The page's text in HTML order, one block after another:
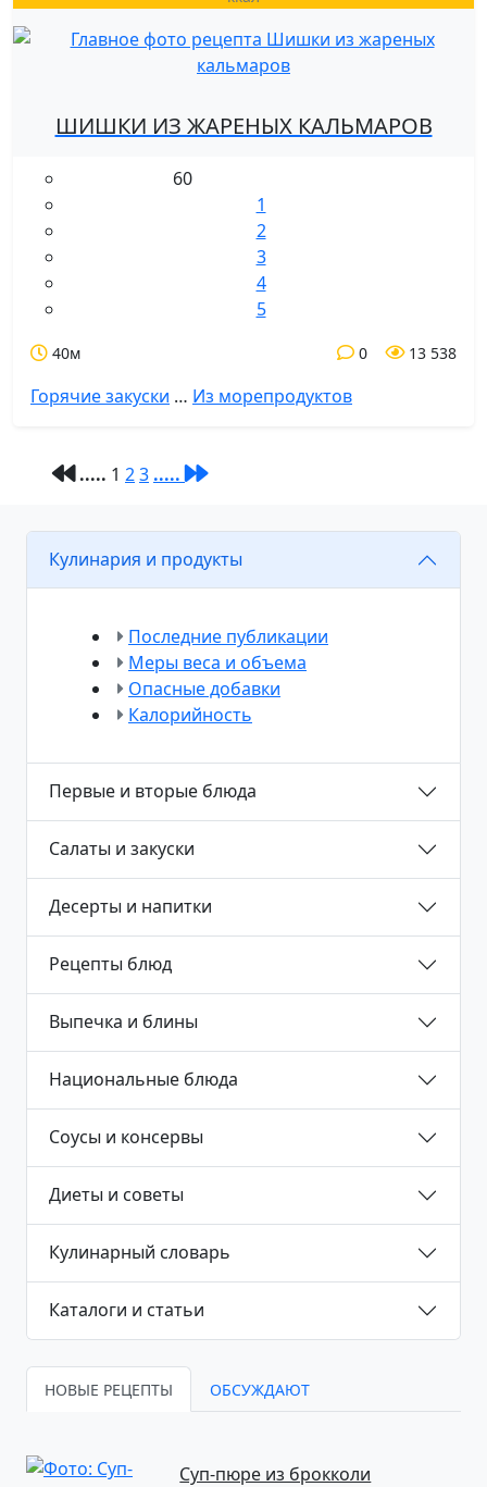
ШИШКИ ИЗ ЖАРЕНЫХ КАЛЬМАРОВ
60
1
2
3
4
5
40м 13 538
0
Горячие закуски … Из морепродуктов
..... 1 23 .....
Кулинария и продукты
Последние публикации
Меры веса и объема
Опасные добавки
Калорийность
Первые и вторые блюда
Салаты и закуски
Десерты и напитки
Рецепты блюд
Выпечка и блины
Национальные блюда
Соусы и консервы
Диеты и советы
Кулинарный словарь
Каталоги и статьи
НОВЫЕ РЕЦЕПТЫ ОБСУЖДАЮТ
Суп-пюре из брокколи